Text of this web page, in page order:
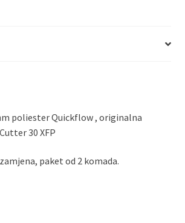
poliester Quickflow , originalna
30 XFP
paket od 2 komada.